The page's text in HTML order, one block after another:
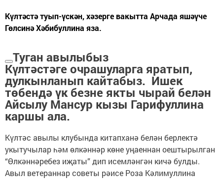
Күлтәстә туып-үскән, хәзерге вакытта Арчада яшәүче
Гөлсинә Хәбибуллина яза.
Туган авылыбыз
Күлтәстәге очрашуларга яратып,
дулкынланып кайтабыз. Ишек
төбендә үк безне якты чырай белән
Айсылу Мансур кызы Гарифуллина
каршы ала.
Күлтәс авылы клубында китапханә белән берлектә
укытучылар һәм өлкәннәр көне уңаеннан оештырылган
“Өлкәннәребез иҗаты” дип исемләнгән кичә булды.
Авыл ветераннар советы рәисе Роза Кәлимуллина